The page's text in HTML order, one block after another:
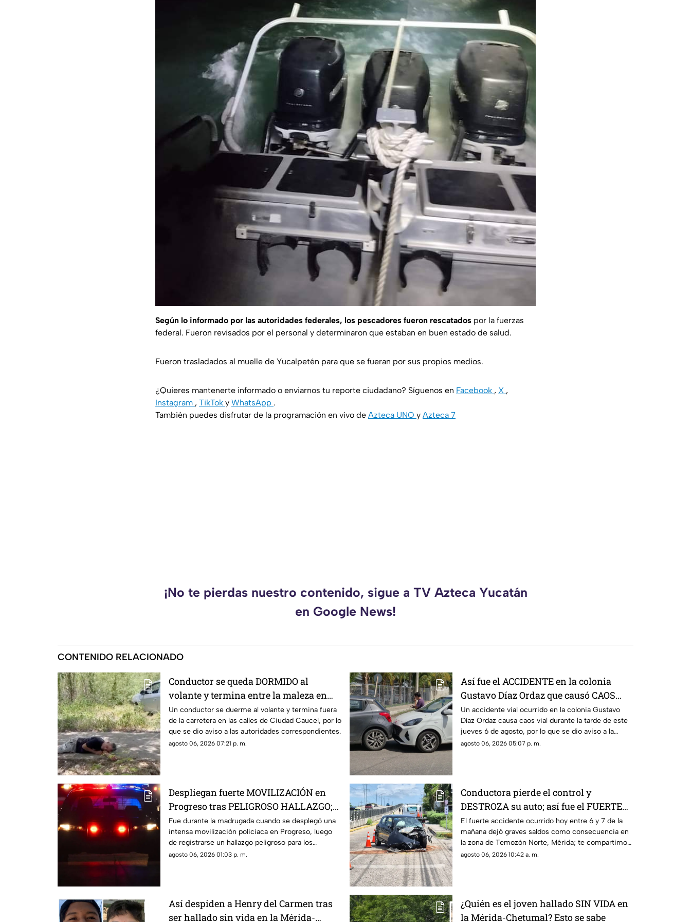
Según lo informado por las autoridades federales, los pescadores fueron rescatados por la fuerzas
federal. Fueron revisados por el personal y determinaron que estaban en buen estado de salud.
Fueron trasladados al muelle de Yucalpetén para que se fueran por sus propios medios.
¿Quieres mantenerte informado o enviarnos tu reporte ciudadano? Síguenos en Facebook , X ,
Instagram , TikTok y WhatsApp .
También puedes disfrutar de la programación en vivo de Azteca UNO y Azteca 7
¡No te pierdas nuestro contenido, sigue a TV Azteca Yucatán
en Google News!
CONTENIDO RELACIONADO
Conductor se queda DORMIDO al
volante y termina entre la maleza en
Ciudad Caucel
Un conductor se duerme al volante y termina fuera
de la carretera en las calles de Ciudad Caucel, por lo
que se dio aviso a las autoridades correspondientes.
agosto 06, 2026 07:21 p. m.
Así fue el ACCIDENTE en la colonia
Gustavo Díaz Ordaz que causó CAOS
VIAL este jueves
Un accidente vial ocurrido en la colonia Gustavo
Díaz Ordaz causa caos vial durante la tarde de este
jueves 6 de agosto, por lo que se dio aviso a la
policía.
agosto 06, 2026 05:07 p. m.
Despliegan fuerte MOVILIZACIÓN en
Progreso tras PELIGROSO HALLAZGO;
esto encontraron
Fue durante la madrugada cuando se desplegó una
intensa movilización policiaca en Progreso, luego
de registrarse un hallazgo peligroso para los
vecinos.
agosto 06, 2026 01:03 p. m.
Conductora pierde el control y
DESTROZA su auto; así fue el FUERTE
ACCIDENTE HOY en Temozón Norte,
Mérida
El fuerte accidente ocurrido hoy entre 6 y 7 de la
mañana dejó graves saldos como consecuencia en
la zona de Temozón Norte, Mérida; te compartimos
los detalles.
agosto 06, 2026 10:42 a. m.
Así despiden a Henry del Carmen tras
ser hallado sin vida en la Mérida-
¿Quién es el joven hallado SIN VIDA en
la Mérida-Chetumal? Esto se sabe